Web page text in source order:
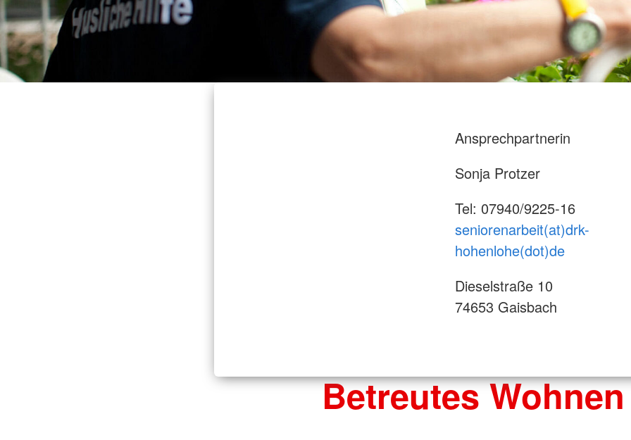
Ansprechpartnerin
Sonja Protzer
Tel: 07940/9225-16
seniorenarbeit(at)drk-
hohenlohe(dot)de
Dieselstraße 10
74653 Gaisbach
Betreutes Wohnen